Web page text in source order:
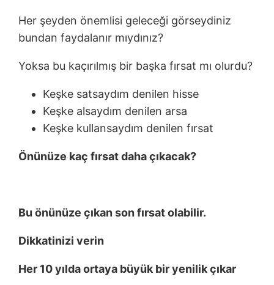
Her şeyden önemlisi geleceği görseydiniz
bundan faydalanır mıydınız?
Yoksa bu kaçırılmış bir başka fırsat mı olurdu?
Keşke satsaydım denilen hisse
Keşke alsaydım denilen arsa
Keşke kullansaydım denilen fırsat
Önünüze kaç fırsat daha çıkacak?
Bu önünüze çıkan son fırsat olabilir.
Dikkatinizi verin
Her 10 yılda ortaya büyük bir yenilik çıkar